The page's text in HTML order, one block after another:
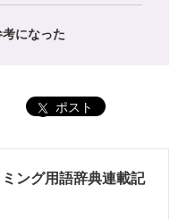
になった
ポスト
ング用語辞典連載記